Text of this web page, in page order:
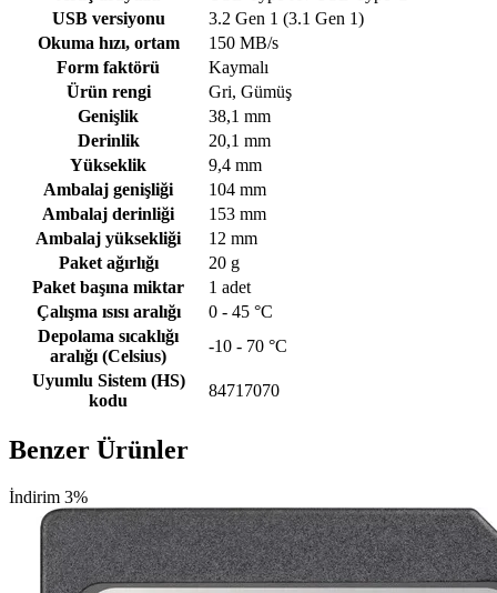
USB versiyonu
3.2 Gen 1 (3.1 Gen 1)
Okuma hızı, ortam
150 MB/s
Form faktörü
Kaymalı
Ürün rengi
Gri, Gümüş
Genişlik
38,1 mm
Derinlik
20,1 mm
Yükseklik
9,4 mm
Ambalaj genişliği
104 mm
Ambalaj derinliği
153 mm
Ambalaj yüksekliği
12 mm
Paket ağırlığı
20 g
Paket başına miktar
1 adet
Çalışma ısısı aralığı
0 - 45 °C
Depolama sıcaklığı
aralığı (Celsius)
-10 - 70 °C
Uyumlu Sistem (HS)
kodu
84717070
Benzer Ürünler
İndirim 3%